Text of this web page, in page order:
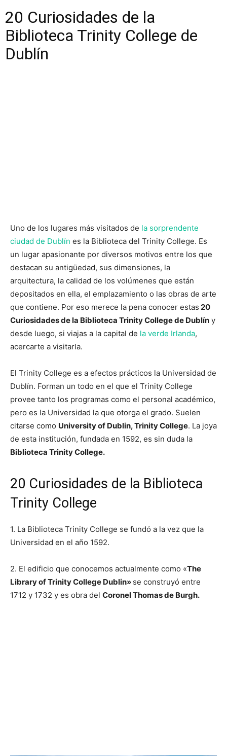
20 Curiosidades de la
Biblioteca Trinity College de
Dublín
Uno de los lugares más visitados de la sorprendente
ciudad de Dublín es la Biblioteca del Trinity College. Es
un lugar apasionante por diversos motivos entre los que
destacan su antigüedad, sus dimensiones, la
arquitectura, la calidad de los volúmenes que están
depositados en ella, el emplazamiento o las obras de arte
que contiene. Por eso merece la pena conocer estas 20
Curiosidades de la Biblioteca Trinity College de Dublín y
desde luego, si viajas a la capital de la verde Irlanda,
acercarte a visitarla.
El Trinity College es a efectos prácticos la Universidad de
Dublín. Forman un todo en el que el Trinity College
provee tanto los programas como el personal académico,
pero es la Universidad la que otorga el grado. Suelen
citarse como University of Dublin, Trinity College. La joya
de esta institución, fundada en 1592, es sin duda la
Biblioteca Trinity College.
20 Curiosidades de la Biblioteca
Trinity College
1. La Biblioteca Trinity College se fundó a la vez que la
Universidad en el año 1592.
2. El edificio que conocemos actualmente como «The
Library of Trinity College Dublin» se construyó entre
1712 y 1732 y es obra del Coronel Thomas de Burgh.